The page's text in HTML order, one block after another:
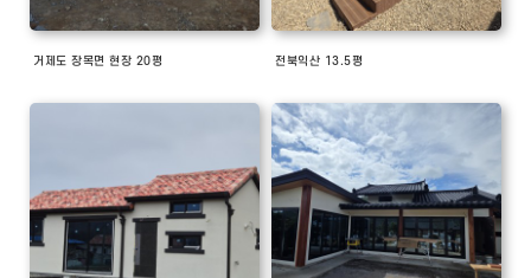
거제도 장목면 현장 20평 전북익산 13.5평